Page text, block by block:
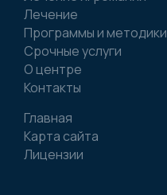
Лечение
Программы и методики
Срочные услуги
О центре
Контакты
Главная
Карта сайта
Лицензии